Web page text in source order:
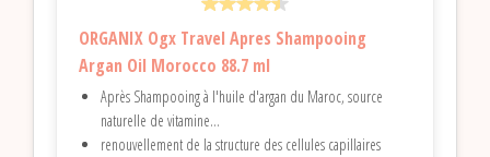
ORGANIX Ogx Travel Apres Shampooing
Argan Oil Morocco 88.7 ml
Après Shampooing à l'huile d'argan du Maroc, source
naturelle de vitamine...
renouvellement de la structure des cellules capillaires